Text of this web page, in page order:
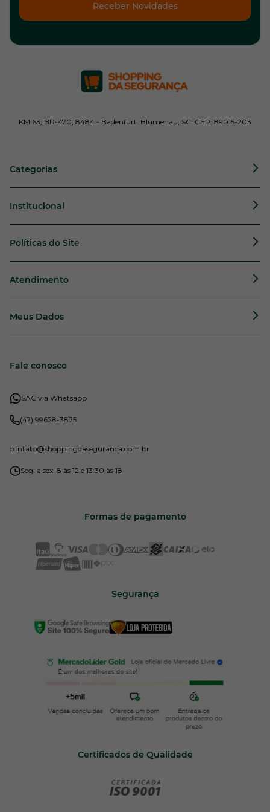
Receber Novidades
KM 63, BR-470, 8484 - Badenfurt. Blumenau, SC. CEP: 89015-203
Categorias
Institucional
Políticas do Site
Atendimento
Meus Dados
Fale conosco
SAC via Whatsapp
(47) 99628-3875
contato@shoppingdaseguranca.com.br
Seg. a sex. 8 às 12 e 13:30 às 18
Formas de pagamento
Segurança
Certificados de Qualidade